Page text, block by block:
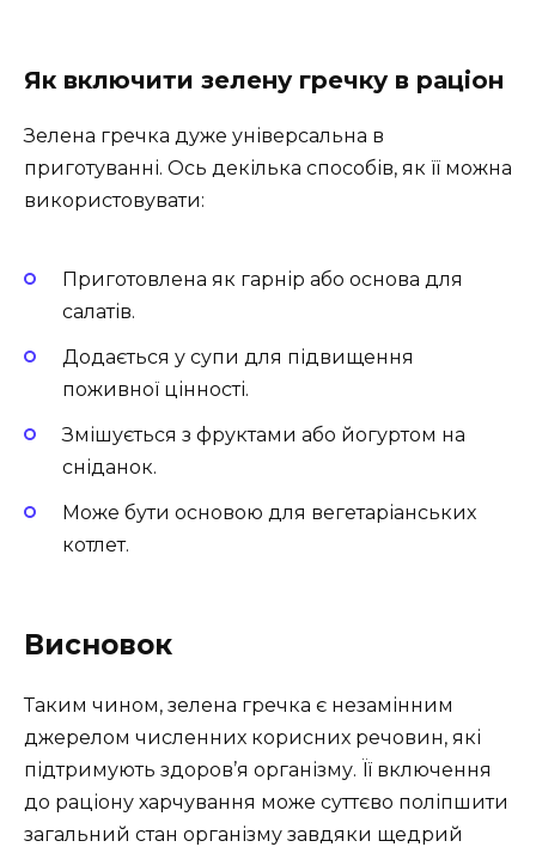
Як включити зелену гречку в раціон
Зелена гречка дуже універсальна в
приготуванні. Ось декілька способів, як її можна
використовувати:
Приготовлена як гарнір або основа для
салатів.
Додається у супи для підвищення
поживної цінності.
Змішується з фруктами або йогуртом на
сніданок.
Може бути основою для вегетаріанських
котлет.
Висновок
Таким чином, зелена гречка є незамінним
джерелом численних корисних речовин, які
підтримують здоров’я організму. Її включення
до раціону харчування може суттєво поліпшити
загальний стан організму завдяки щедрий